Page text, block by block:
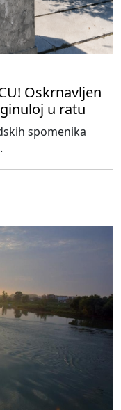
Oskrnavljen
u ratu
spomenika